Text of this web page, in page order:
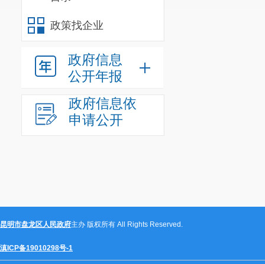
政策找企业
政府信息
公开年报
政府信息依
申请公开
勘察
昆明市盘龙区人民政府主办 版权所有 All Rights Reserved.
滇ICP备19010298号-1